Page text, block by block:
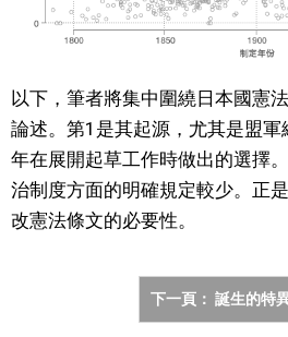
以下，筆者將集中圍繞日本國憲
論述。第1是其起源，尤其是盟軍
年在展開起草工作時做出的選擇
治制度方面的明確規定較少。正
改憲法條文的必要性。
下一頁： 誕生的特